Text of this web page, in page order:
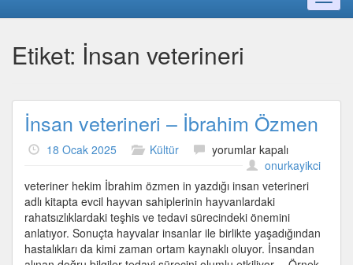
Etiket: İnsan veterineri
İnsan veterineri – İbrahim Özmen
18 Ocak 2025 Kültür
İnsan
veterineri
–
İbrahim
Özmen
için
yorumlar kapalı
onurkayikci
veteriner hekim İbrahim özmen in yazdığı insan veterineri
adlı kitapta evcil hayvan sahiplerinin hayvanlardaki
rahatsızlıklardaki teşhis ve tedavi sürecindeki önemini
anlatıyor. Sonuçta hayvalar insanlar ile birlikte yaşadığından
hastalıkları da kimi zaman ortam kaynaklı oluyor. İnsandan